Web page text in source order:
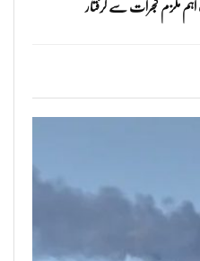
اہم ملزم گجرات سے گرفتار